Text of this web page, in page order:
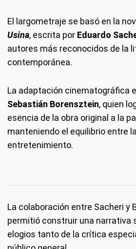
El largometraje se basó en la
Usina, escrita por Eduardo
autores más reconocidos de la
contemporánea.
La adaptación cinematográfica
Sebastián Borensztein, quien
esencia de la obra original a la
manteniendo el equilibrio entre
entretenimiento.
La colaboración entre Sacheri y
permitió construir una narrativa
elogios tanto de la crítica